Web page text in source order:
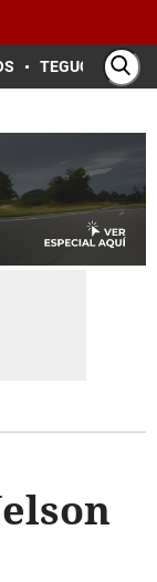
TEGUCIGALPA